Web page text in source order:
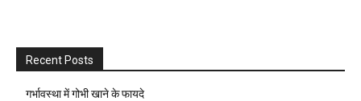
Recent Posts
गर्भावस्था में गोभी खाने के फायदे